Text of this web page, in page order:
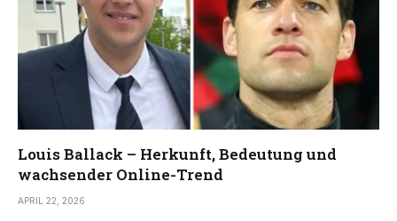
Louis Ballack – Herkunft, Bedeutung und
wachsender Online-Trend
APRIL 22, 2026